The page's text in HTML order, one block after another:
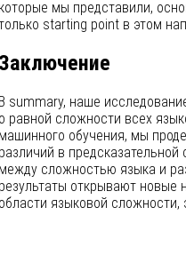
которые мы представили,
starting point в этом
Заключение
В summary, наше
о равной сложности всех
машинного обучения, мы
различий в
между сложностью языка и
результаты открывают новые
области языковой сложности,